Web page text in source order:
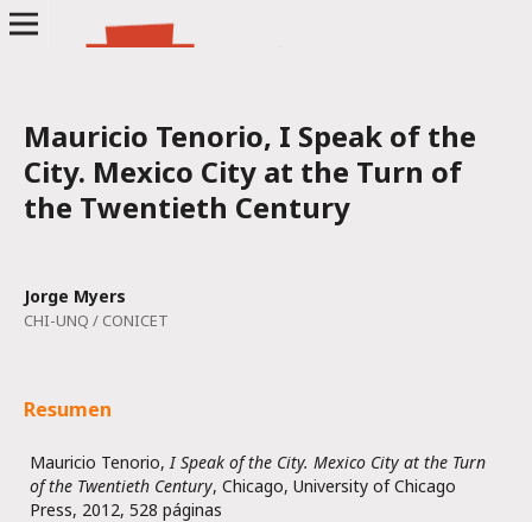
Mauricio Tenorio, I Speak of the
City. Mexico City at the Turn of
the Twentieth Century
Jorge Myers
CHI-UNQ / CONICET
Resumen
Mauricio Tenorio,I Speak of the City. Mexico City at the Turn
of the Twentieth Century, Chicago, University of Chicago
Press, 2012, 528 páginas